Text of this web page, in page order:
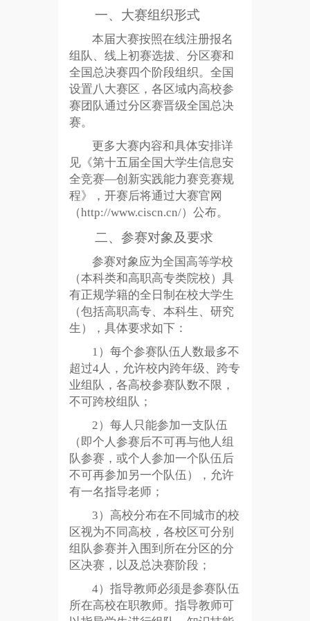
一、大赛组织形式
本届大赛按照在线注册报名
组队、线上初赛选拔、分区赛和
全国总决赛四个阶段组织。全国
设置八大赛区，各区域内高校参
赛团队通过分区赛晋级全国总决
赛。
更多大赛内容和具体安排详
见《第十五届全国大学生信息安
全竞赛—创新实践能力赛竞赛规
程》，开赛后将通过大赛官网
（http://www.ciscn.cn/）公布。
二、参赛对象及要求
参赛对象应为全国高等学校
（本科类和高职高专类院校）具
有正规学籍的全日制在校大学生
（包括高职高专、本科生、研究
生），具体要求如下：
1）每个参赛队伍人数最多不
超过4人，允许校内跨年级、跨专
业组队，各高校参赛队数不限，
不可跨校组队；
2）每人只能参加一支队伍
（即个人参赛后不可再与他人组
队参赛，或个人参加一个队伍后
不可再参加另一个队伍），允许
有一名指导老师；
3）高校分布在不同城市的校
区视为不同高校，各校区可分别
组队参赛并入围到所在分区的分
区决赛，以及总决赛阶段；
4）指导教师必须是参赛队伍
所在高校在职教师。指导教师可